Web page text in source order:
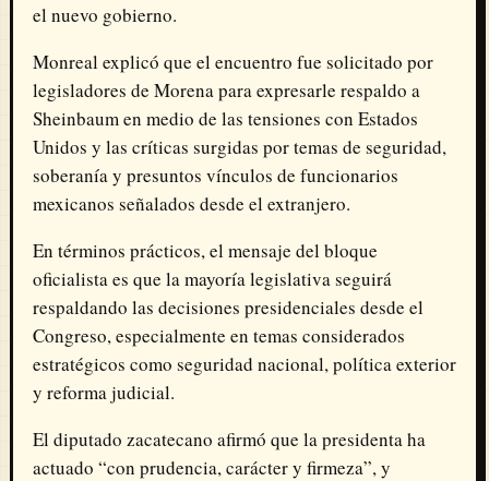
el nuevo gobierno.
Monreal explicó que el encuentro fue solicitado por
legisladores de Morena para expresarle respaldo a
Sheinbaum en medio de las tensiones con Estados
Unidos y las críticas surgidas por temas de seguridad,
soberanía y presuntos vínculos de funcionarios
mexicanos señalados desde el extranjero.
En términos prácticos, el mensaje del bloque
oficialista es que la mayoría legislativa seguirá
respaldando las decisiones presidenciales desde el
Congreso, especialmente en temas considerados
estratégicos como seguridad nacional, política exterior
y reforma judicial.
El diputado zacatecano afirmó que la presidenta ha
actuado “con prudencia, carácter y firmeza”, y